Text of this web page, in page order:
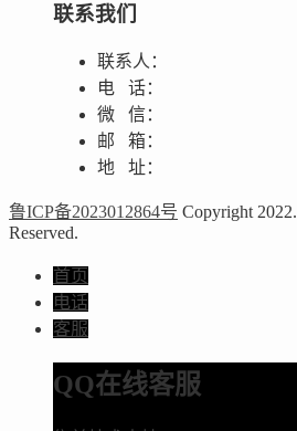
联系我们
联系人：
电 话：
微 信：
邮 箱：
地 址：
鲁ICP备2023012864号 Copyright 2022.
Reserved.
首页
电话
客服
QQ在线客服